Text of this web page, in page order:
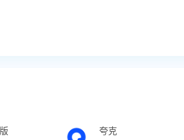
的努力都力求打造一款聪明、有趣、好用
夸克